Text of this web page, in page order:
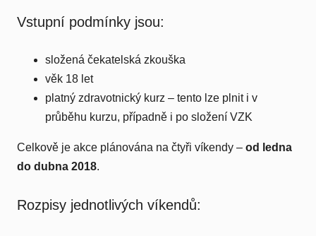
Vstupní podmínky jsou:
složená čekatelská zkouška
věk 18 let
platný zdravotnický kurz – tento lze plnit i v
průběhu kurzu, případně i po složení VZK
Celkově je akce plánována na čtyři víkendy – od ledna
do dubna 2018.
Rozpisy jednotlivých víkendů: